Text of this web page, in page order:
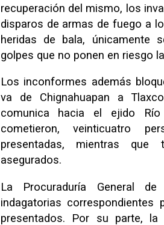
recuperación del mismo, los
disparos de armas de fuego a
heridas de bala, únicamente
golpes que no ponen en riesgo
Los inconformes además
va de Chignahuapan a
comunica hacia el ejido
cometieron, veinticuatro
presentadas, mientras
asegurados.
La Procuraduría General
indagatorias
presentados. Por su parte, la